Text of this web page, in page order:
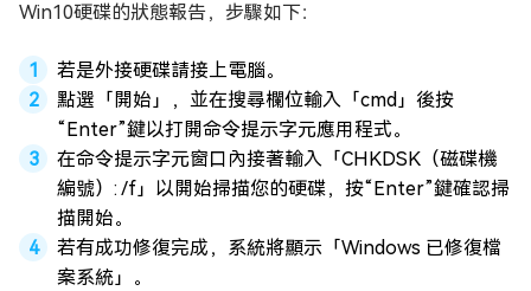
Win10硬碟的狀態報告，步驟如下：
若是外接硬碟請接上電腦。
點選「開始」，並在搜尋欄位輸入「cmd」後按
“Enter”鍵以打開命令提示字元應用程式。
在命令提示字元窗口內接著輸入「CHKDSK（磁碟機
編號）: /f」以開始掃描您的硬碟，按“Enter”鍵確認掃
描開始。
若有成功修復完成，系統將顯示「Windows 已修復檔
案系統」。